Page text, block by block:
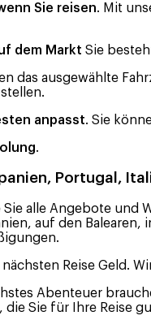
Sie reisen. Mit
dem Markt Sie
das ausgewählte
anpasst. Sie
.
Portugal,
alle Angebote
auf den
Reise Geld.
Abenteuer
Sie für Ihre Reise